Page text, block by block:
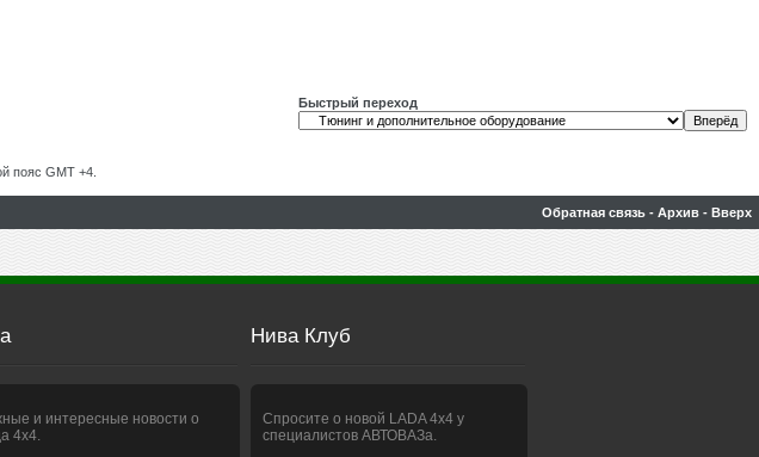
Быстрый переход
пояс GMT +4.
Обратная связь - Архив - Вверх
и интересные новости о
4х4.
Нива Клуб
Спросите о новой LADA 4x4 у
специалистов АВТОВАЗа.